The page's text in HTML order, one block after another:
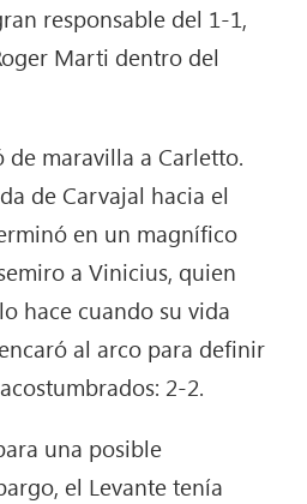
responsable del 1-1,
Marti dentro del
de maravilla a Carletto.
de Carvajal hacia el
en un magnífico
a Vinicius, quien
hace cuando su vida
al arco para definir
2-2.
una posible
el Levante tenía